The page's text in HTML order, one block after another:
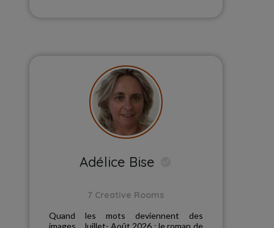
Adélice Bise
7 Creative Rooms
Quand les mots deviennent des
images... Juillet- Août 2026 : le roman de